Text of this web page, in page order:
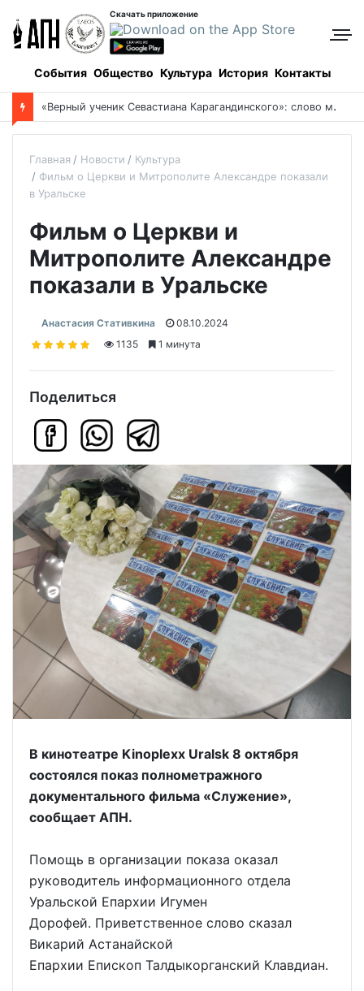
Скачать приложение
События Общество Культура История Контакты
«Верный ученик Севастиана Карагандинского»: слово митрополита Александра о почившем схиархимандрите Пахомии
Главная Новости
Культура
Фильм о Церкви и Митрополите Александре показали
в Уральске
Фильм о Церкви и
Митрополите Александре
показали в Уральске
Анастасия Стативкина
08.10.2024
1135
1 минута
Поделиться
В кинотеатре Kinoplexx Uralsk 8 октября
состоялся показ полнометражного
документального фильма «Служение»,
сообщает АПН.
Помощь в организации показа оказал
руководитель информационного отдела
Уральской Епархии Игумен
Дорофей. Приветственное слово сказал
Викарий Астанайской
Епархии Епископ Талдыкорганский Клавдиан.